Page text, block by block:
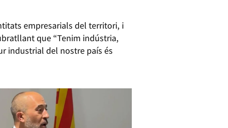
empresarials del territori, i
que “Tenim indústria,
industrial del nostre país és